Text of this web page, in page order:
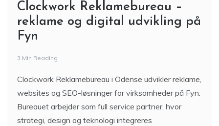
Clockwork Reklamebureau –
reklame og digital udvikling på
Fyn
3 Min Reading
Clockwork Reklamebureau i Odense udvikler reklame,
websites og SEO-løsninger for virksomheder på Fyn.
Bureauet arbejder som full service partner, hvor
strategi, design og teknologi integreres